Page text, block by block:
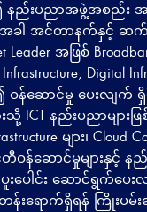
နည်းပညာအဖွဲ့အစည်း
အခါ အင်တာနက်နှင့် ဆ
အဖြစ်
Infrastructure, Digital
ဝန်ဆောင်မှု ပေးလျက်
ားသို့ ICT နည်းပညာမျ
များ၊ Cloud
တီဝန်ဆောင်မှုများနှင့် န
ပူးပေါင်း ဆောင်ရွက်ပ
တန်းရောက်ရှိရန် ကြိုးပ